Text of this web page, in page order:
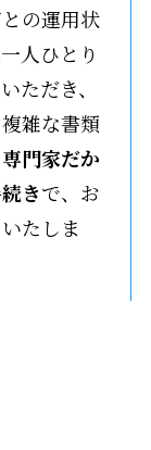
の運用状
人ひとり
ただき、
雑な書類
専門家だか
きで、お
たしま